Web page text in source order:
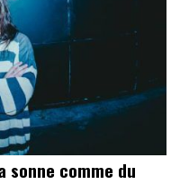
sonne comme du